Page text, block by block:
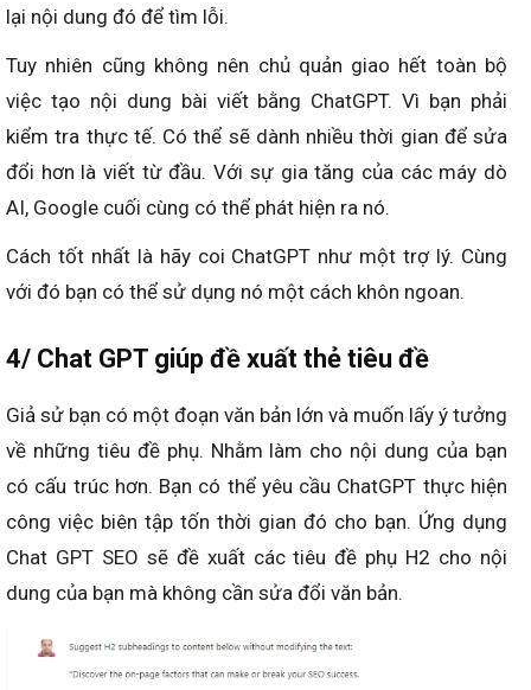
lại nội dung đó để tìm lỗi.
Tuy nhiên cũng không nên chủ quản giao hết toàn bộ
việc tạo nội dung bài viết bằng ChatGPT. Vì bạn phải
kiểm tra thực tế. Có thể sẽ dành nhiều thời gian để sửa
đổi hơn là viết từ đầu. Với sự gia tăng của các máy dò
AI, Google cuối cùng có thể phát hiện ra nó.
Cách tốt nhất là hãy coi ChatGPT như một trợ lý. Cùng
với đó bạn có thể sử dụng nó một cách khôn ngoan.
4/ Chat GPT giúp đề xuất thẻ tiêu đề
Giả sử bạn có một đoạn văn bản lớn và muốn lấy ý tưởng
về những tiêu đề phụ. Nhằm làm cho nội dung của bạn
có cấu trúc hơn. Bạn có thể yêu cầu ChatGPT thực hiện
công việc biên tập tốn thời gian đó cho bạn. Ứng dụng
Chat GPT SEO sẽ đề xuất các tiêu đề phụ H2 cho nội
dung của bạn mà không cần sửa đổi văn bản.